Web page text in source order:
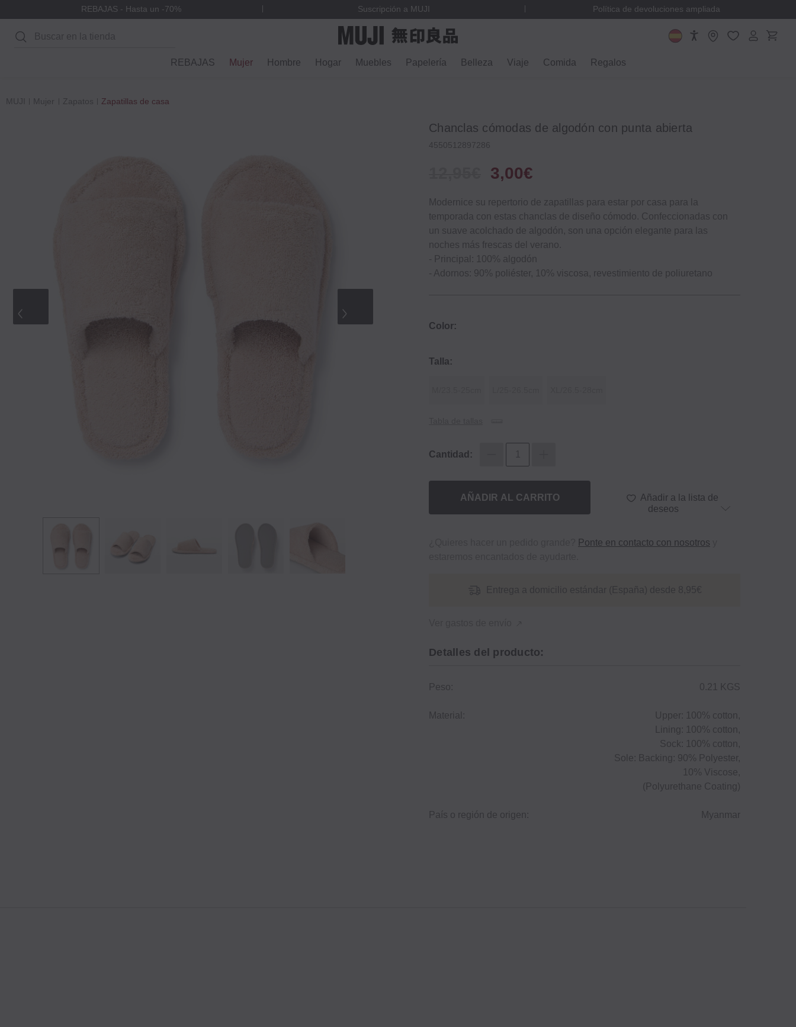
REBAJAS - Hasta un -70% Suscripción a MUJI Política de devoluciones ampliada
Buscar
REBAJAS Mujer Hombre Hogar Muebles Papelería Belleza Viaje Comida Regalos
MUJI Mujer Zapatos Zapatillas de casa
Chanclas cómodas de algodón con punta abierta
4550512897286
3,00€
Modernice su repertorio de zapatillas para estar por casa para la
temporada con estas chanclas de diseño cómodo. Confeccionadas con
un suave acolchado de algodón, son una opción elegante para las
noches más frescas del verano.
‐ Principal: 100% algodón
‐ Adornos: 90% poliéster, 10% viscosa, revestimiento de poliuretano
Color:
Talla:
Cantidad:
AÑADIR AL CARRITO
Añadir a la lista de
deseos
Detalles del producto:
Peso: 0.21 KGS
Material:
Upper: 100% cotton,
Lining: 100% cotton,
Sock: 100% cotton,
Sole: Backing: 90% Polyester,
10% Viscose,
(Polyurethane Coating)
País o región de origen: Myanmar
Ponte en contacto con nosotros